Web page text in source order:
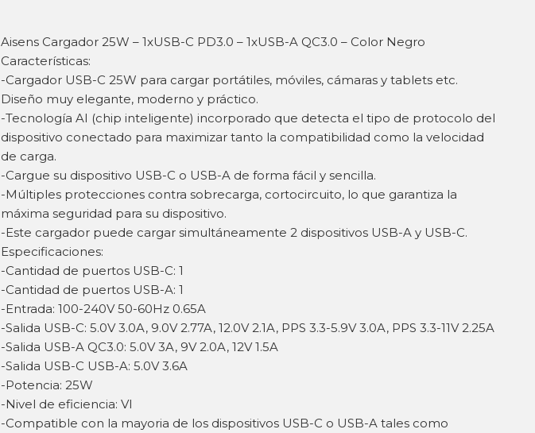
Aisens Cargador 25W – 1xUSB-C PD3.0 – 1xUSB-A QC3.0 – Color Negro
Características:
-Cargador USB-C 25W para cargar portátiles, móviles, cámaras y tablets etc.
Diseño muy elegante, moderno y práctico.
-Tecnología AI (chip inteligente) incorporado que detecta el tipo de protocolo del
dispositivo conectado para maximizar tanto la compatibilidad como la velocidad
de carga.
-Cargue su dispositivo USB-C o USB-A de forma fácil y sencilla.
-Múltiples protecciones contra sobrecarga, cortocircuito, lo que garantiza la
máxima seguridad para su dispositivo.
-Este cargador puede cargar simultáneamente 2 dispositivos USB-A y USB-C.
Especificaciones:
-Cantidad de puertos USB-C: 1
-Cantidad de puertos USB-A: 1
-Entrada: 100-240V 50-60Hz 0.65A
-Salida USB-C: 5.0V 3.0A, 9.0V 2.77A, 12.0V 2.1A, PPS 3.3-5.9V 3.0A, PPS 3.3-11V 2.25A
-Salida USB-A QC3.0: 5.0V 3A, 9V 2.0A, 12V 1.5A
-Salida USB-C USB-A: 5.0V 3.6A
-Potencia: 25W
-Nivel de eficiencia: VI
-Compatible con la mayoria de los dispositivos USB-C o USB-A tales como